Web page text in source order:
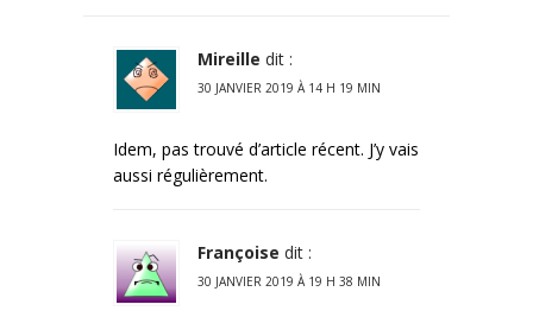
Mireille dit :
30 JANVIER 2019 À 14 H 19 MIN
Idem, pas trouvé d’article récent. J’y vais
aussi régulièrement.
Françoise dit :
30 JANVIER 2019 À 19 H 38 MIN